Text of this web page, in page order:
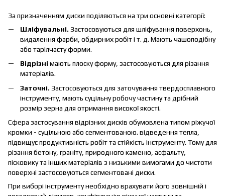
За призначенням диски поділяються на три основні категорії:
Шліфувальні. Застосовуються для шліфування поверхонь,
видалення фарби, обдирних робіт і т. д. Мають чашоподібну
або тарілчасту форми.
Відрізні мають плоску форму, застосовуються для різання
матеріалів.
Заточні. Застосовуються для заточування твердосплавного
інструменту, мають суцільну робочу частину та дрібний
розмір зерна для отримання високої якості.
Сфера застосування відрізних дисків обумовлена ​​типом ріжучої
кромки - суцільною або сегментованою. відведення тепла,
підвищує продуктивність робіт та стійкість інструменту. Тому для
різання бетону, граніту, природного каменю, асфальту,
пісковику та інших матеріалів з низькими вимогами до чистоти
поверхні застосовуються сегментовані диски.
При виборі інструменту необхідно врахувати його зовнішній і